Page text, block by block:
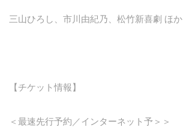
三山ひろし、市川由紀乃、松竹新喜劇 ほか
【チケット情報】
＜最速先行予約／インターネット予＞＞